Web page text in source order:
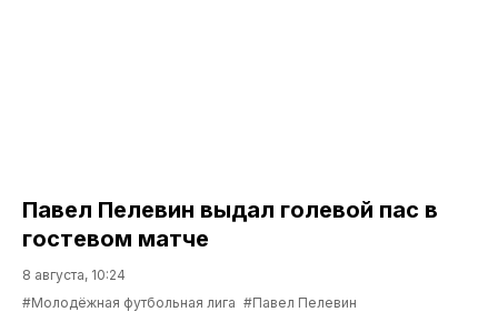
Павел Пелевин выдал голевой пас в
гостевом матче
8 августа, 10:24
#Молодёжная футбольная лига #Павел Пелевин